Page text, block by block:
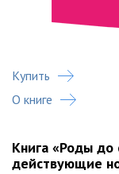
Купить
О книге
Книга «Роды до
действующие